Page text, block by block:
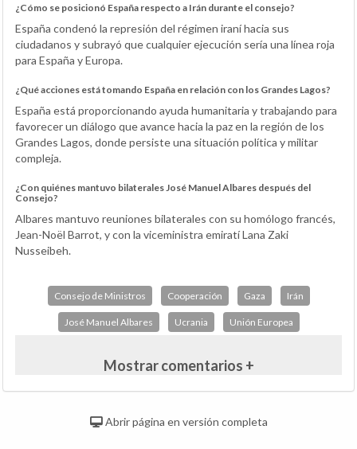
¿Cómo se posicionó España respecto a Irán durante el consejo?
España condenó la represión del régimen iraní hacia sus
ciudadanos y subrayó que cualquier ejecución sería una línea roja
para España y Europa.
¿Qué acciones está tomando España en relación con los Grandes Lagos?
España está proporcionando ayuda humanitaria y trabajando para
favorecer un diálogo que avance hacia la paz en la región de los
Grandes Lagos, donde persiste una situación política y militar
compleja.
¿Con quiénes mantuvo bilaterales José Manuel Albares después del
Consejo?
Albares mantuvo reuniones bilaterales con su homólogo francés,
Jean-Noël Barrot, y con la viceministra emiratí Lana Zaki
Nusseibeh.
Consejo de Ministros Cooperación Gaza Irán
José Manuel Albares Ucrania Unión Europea
Mostrar comentarios +
Abrir página en versión completa